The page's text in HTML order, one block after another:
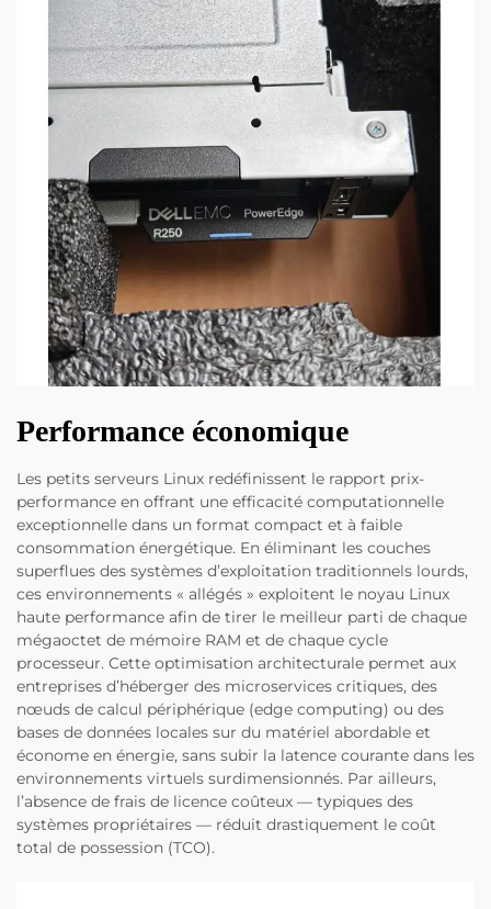
Performance économique
Les petits serveurs Linux redéfinissent le rapport prix-
performance en offrant une efficacité computationnelle
exceptionnelle dans un format compact et à faible
consommation énergétique. En éliminant les couches
superflues des systèmes d’exploitation traditionnels lourds,
ces environnements « allégés » exploitent le noyau Linux
haute performance afin de tirer le meilleur parti de chaque
mégaoctet de mémoire RAM et de chaque cycle
processeur. Cette optimisation architecturale permet aux
entreprises d’héberger des microservices critiques, des
nœuds de calcul périphérique (edge computing) ou des
bases de données locales sur du matériel abordable et
économe en énergie, sans subir la latence courante dans les
environnements virtuels surdimensionnés. Par ailleurs,
l’absence de frais de licence coûteux — typiques des
systèmes propriétaires — réduit drastiquement le coût
total de possession (TCO).